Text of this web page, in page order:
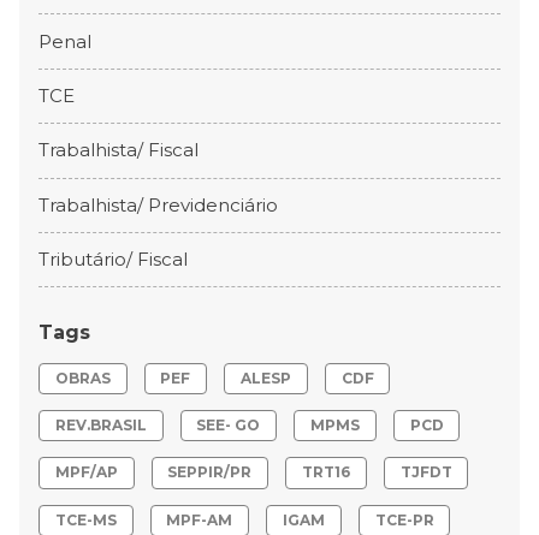
Penal
TCE
Trabalhista/ Fiscal
Trabalhista/ Previdenciário
Tributário/ Fiscal
Tags
OBRAS PEF ALESP CDF
REV.BRASIL SEE- GO MPMS PCD
MPF/AP SEPPIR/PR TRT16 TJFDT
TCE-MS MPF-AM IGAM TCE-PR